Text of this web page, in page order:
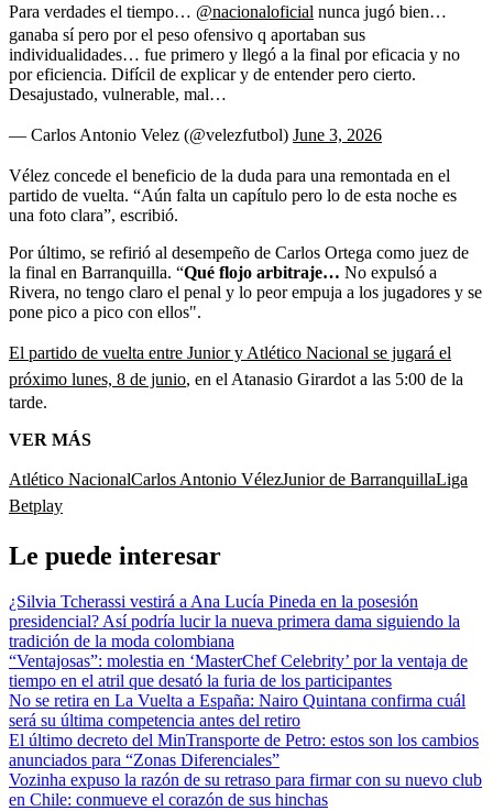
Para verdades el tiempo… @nacionaloficial nunca jugó bien…
ganaba sí pero por el peso ofensivo q aportaban sus
individualidades… fue primero y llegó a la final por eficacia y no
por eficiencia. Difícil de explicar y de entender pero cierto.
Desajustado, vulnerable, mal…
— Carlos Antonio Velez (@velezfutbol) June 3, 2026
Vélez concede el beneficio de la duda para una remontada en el
partido de vuelta. “Aún falta un capítulo pero lo de esta noche es
una foto clara”, escribió.
Por último, se refirió al desempeño de Carlos Ortega como juez de
la final en Barranquilla. “Qué flojo arbitraje… No expulsó a
Rivera, no tengo claro el penal y lo peor empuja a los jugadores y se
pone pico a pico con ellos".
El partido de vuelta entre Junior y Atlético Nacional se jugará el
próximo lunes, 8 de junio, en el Atanasio Girardot a las 5:00 de la
tarde.
VER MÁS
Atlético NacionalCarlos Antonio VélezJunior de BarranquillaLiga
Betplay
Le puede interesar
¿Silvia Tcherassi vestirá a Ana Lucía Pineda en la posesión
presidencial? Así podría lucir la nueva primera dama siguiendo la
tradición de la moda colombiana
“Ventajosas”: molestia en ‘MasterChef Celebrity’ por la ventaja de
tiempo en el atril que desató la furia de los participantes
No se retira en La Vuelta a España: Nairo Quintana confirma cuál
será su última competencia antes del retiro
El último decreto del MinTransporte de Petro: estos son los cambios
anunciados para “Zonas Diferenciales”
Vozinha expuso la razón de su retraso para firmar con su nuevo club
en Chile: conmueve el corazón de sus hinchas